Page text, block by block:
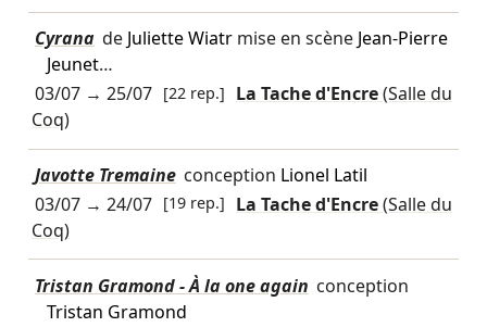
Cyrana de Juliette Wiatrmise en scène Jean-Pierre
Jeunet…
03/07→ 25/07 [22 rep.] La Tache d'Encre(Salle du
Coq)
Javotte Tremaine conception Lionel Latil
03/07→ 24/07 [19 rep.] La Tache d'Encre(Salle du
Coq)
Tristan Gramond - À la one again conception
Tristan Gramond